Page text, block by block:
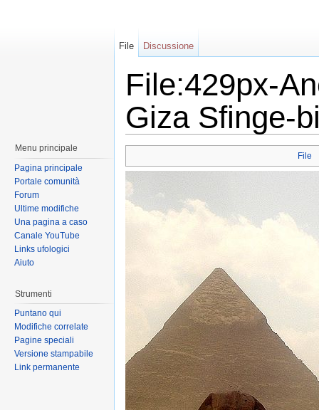
File:429px-
Giza Sfinge-
File
File Discussione
Menu principale
Pagina principale
Portale comunità
Forum
Ultime modifiche
Una pagina a caso
Canale YouTube
Links ufologici
Aiuto
Strumenti
Puntano qui
Modifiche correlate
Pagine speciali
Versione stampabile
Link permanente